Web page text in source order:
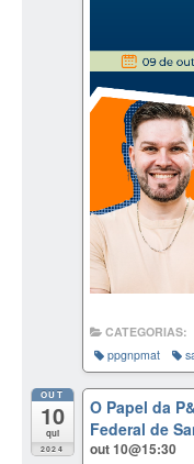
CATEGORIAS:
ppgnpmat
OUT
10
qui
2024
O Papel da
Federal de
out 10@15:30